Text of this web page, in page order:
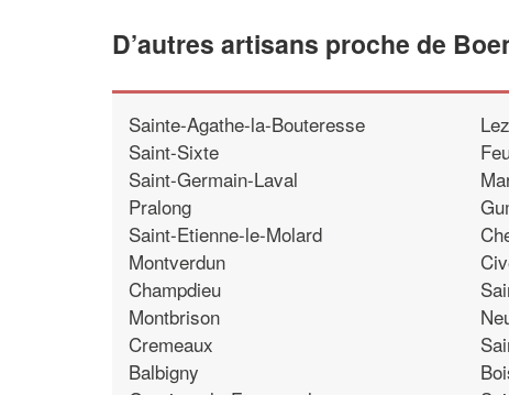
D’autres artisans proche de
Sainte-Agathe-la-Bouteresse
Saint-Sixte
Saint-Germain-Laval
Pralong
Saint-Etienne-le-Molard
Montverdun
Champdieu
Montbrison
Cremeaux
Balbigny